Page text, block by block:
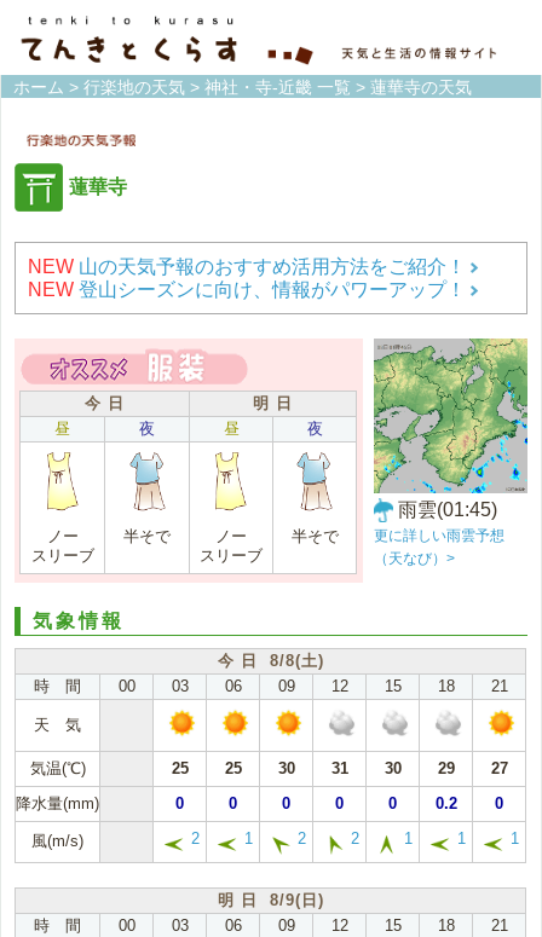
ホーム > 行楽地の天気 > 神社・寺-近畿 一覧 > 蓮華寺の天気
蓮華寺
NEW 山の天気予報のおすすめ活用方法をご紹介！
NEW 登山シーズンに向け、情報がパワーアップ！
今 日
明 日
昼
夜 昼 夜
ノー
スリーブ
半そで
ノー
スリーブ
半そで
雨雲(01:45)
更に詳しい雨雲予想
（天なび）>
気象情報
今 日 8/8(土)
時 間
00 03 06 09 12 15 18 21
天 気
気温(℃) 25 25 30 31 30 29
27
降水量(mm)
0 0 0 0 0 0.2 0
風(m/s) 2 1 2 2 1 1 1
明 日 8/9(日)
時 間
00 03 06 09 12 15 18 21